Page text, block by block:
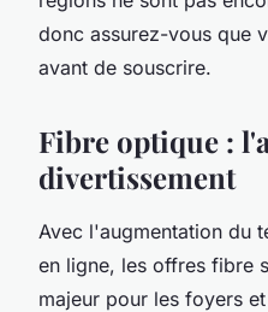
donc assurez-vous que
avant de souscrire.
Fibre optique :
divertissement
Avec l'augmentation du
en ligne, les offres fibre
majeur pour les foyers